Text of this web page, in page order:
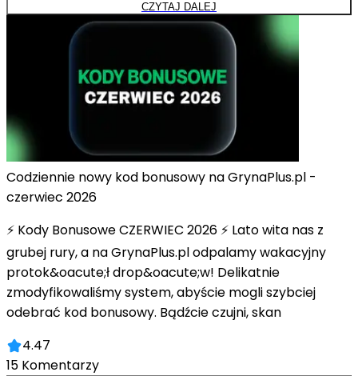
CZYTAJ DALEJ
Codziennie nowy kod bonusowy na GrynaPlus.pl -
czerwiec 2026
⚡ Kody Bonusowe CZERWIEC 2026 ⚡ Lato wita nas z
grubej rury, a na GrynaPlus.pl odpalamy wakacyjny
protok&oacute;ł drop&oacute;w! Delikatnie
zmodyfikowaliśmy system, abyście mogli szybciej
odebrać kod bonusowy. Bądźcie czujni, skan
4.47
15 Komentarzy